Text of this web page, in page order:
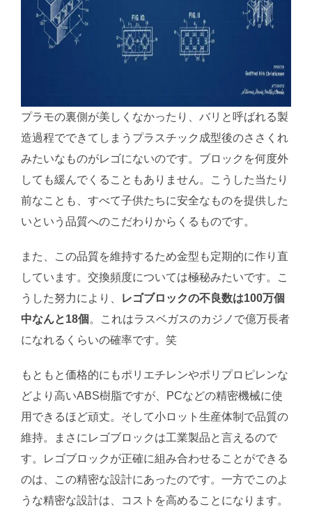
プラモの裏側が美しくなかったり、バリと呼ばれる製
造過程でできてしまうプラスチック成型後のささくれ
みたいなものがレゴにないのです。ブロックを何度外
しても緩んでくることもありません。こうした当たり
前なことも、すべて子供たちに安全なものを提供した
いという品質へのこだわりからくるものです。
また、この品質を維持するため金型も定期的に作り直
しています。交換頻度については極秘みたいです。こ
うした努力により、
レゴブロックの不良数は100万個
中なんと18個 。これはラスベガスのカジノで億万長者
になれるくらいの確率です。笑
もともと価格的にもポリエチレンやポリプロピレンな
どより高いABS樹脂ですが、PCなどの精密機械に使
用できるほど頑丈。そして小ロット生産体制で品質の
維持。まさにレゴブロックは工業製品と言えるので
す。レゴブロックが正確に組み合わせることができる
のは、この精密な設計にあったのです。一方でこのよ
うな精密な設計は、コストを高めることになります。